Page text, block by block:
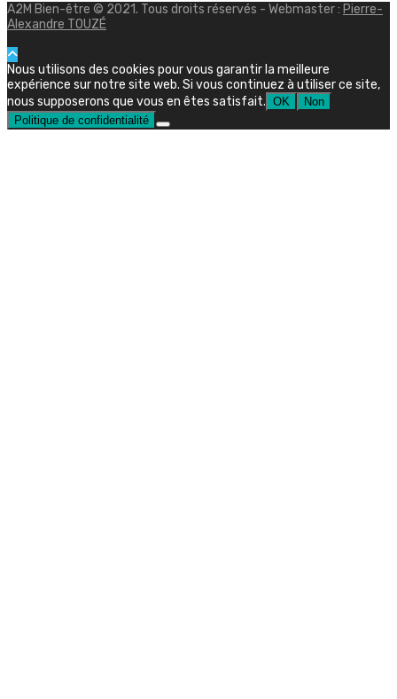
A2M Bien-être © 2021. Tous droits réservés - Webmaster : Pierre-
Alexandre TOUZÉ
Nous utilisons des cookies pour vous garantir la meilleure
expérience sur notre site web. Si vous continuez à utiliser ce site,
nous supposerons que vous en êtes satisfait. OK
Non
Politique de confidentialité